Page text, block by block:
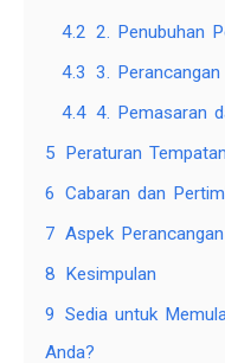
4.2 2. Penubuhan
4.3 3. Perancangan
4.4 4. Pemasaran
5
Peraturan
6 Cabaran dan
7 Aspek
8
Kesimpulan
9 Sedia untuk
Anda?